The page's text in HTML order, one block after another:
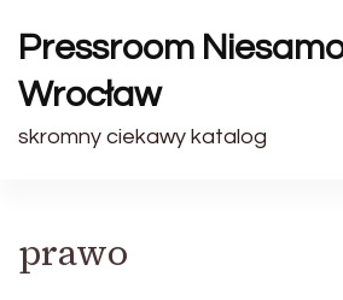
Pressroom
Wrocław
skromny ciekawy katalog
prawo